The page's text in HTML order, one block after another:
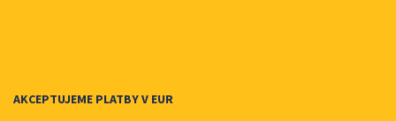
AKCEPTUJEME PLATBY V EUR